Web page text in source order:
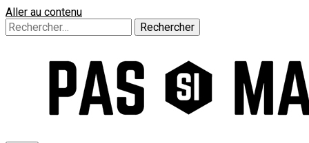
Aller au contenu
Rechercher :